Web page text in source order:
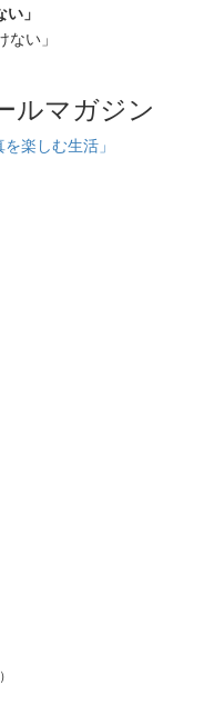
」
ルマガジン
楽しむ生活」